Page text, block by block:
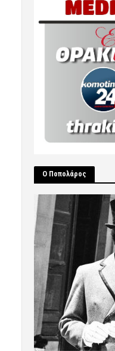
Ο Ποπολάρος